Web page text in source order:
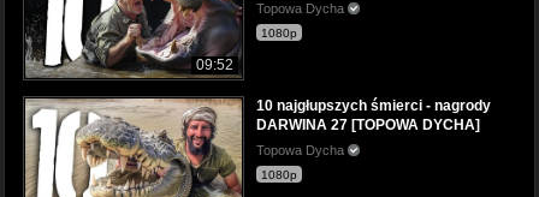
09:52
Topowa Dycha
1080p
10 najgłupszych śmierci - nagrody
DARWINA 27 [TOPOWA DYCHA]
Topowa Dycha
1080p